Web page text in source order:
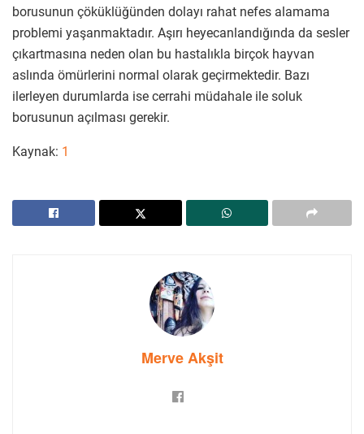
borusunun çöküklüğünden dolayı rahat nefes alamama
problemi yaşanmaktadır. Aşırı heyecanlandığında da sesler
çıkartmasına neden olan bu hastalıkla birçok hayvan
aslında ömürlerini normal olarak geçirmektedir. Bazı
ilerleyen durumlarda ise cerrahi müdahale ile soluk
borusunun açılması gerekir.
Kaynak: 1
Merve Akşit